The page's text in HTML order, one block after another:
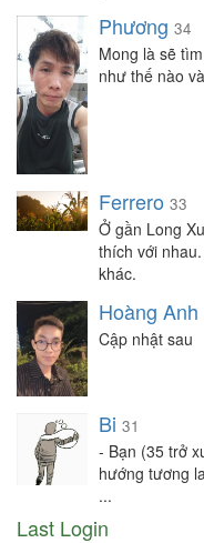
Phương 34
Mong là sẽ
như thế nào
Ferrero 33
Ở gần Long
thích với
khác.
Hoàng Anh
Cập nhật sau
Bi 31
- Bạn (35 trở
hướng tương
...
Last Login